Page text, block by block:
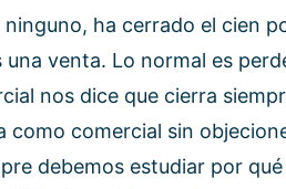
ha cerrado el cien
venta. Lo normal es
nos dice que cierra
comercial sin
debemos estudiar por